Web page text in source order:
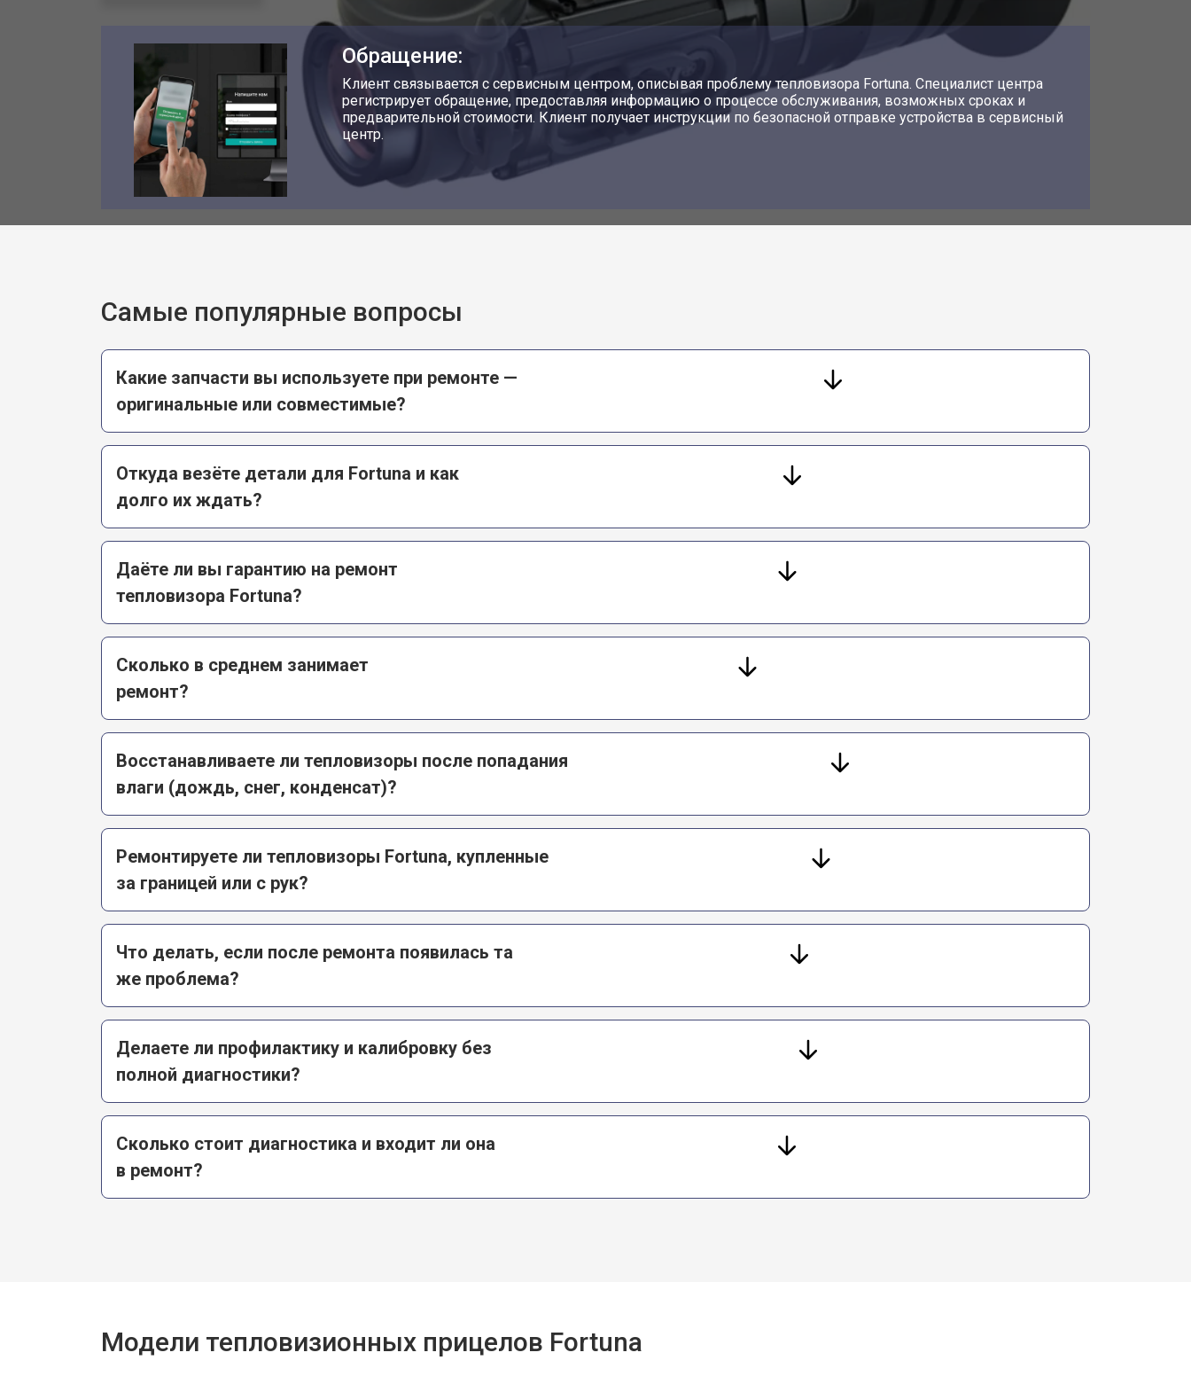
Обращение:
Клиент связывается с сервисным центром, описывая проблему тепловизора Fortuna. Специалист центра
регистрирует обращение, предоставляя информацию о процессе обслуживания, возможных сроках и
предварительной стоимости. Клиент получает инструкции по безопасной отправке устройства в сервисный
центр.
Самые популярные вопросы
Какие запчасти вы используете при ремонте —
оригинальные или совместимые?
Откуда везёте детали для Fortuna и как
долго их ждать?
Даёте ли вы гарантию на ремонт
тепловизора Fortuna?
Сколько в среднем занимает
ремонт?
Восстанавливаете ли тепловизоры после попадания
влаги (дождь, снег, конденсат)?
Ремонтируете ли тепловизоры Fortuna, купленные
за границей или с рук?
Что делать, если после ремонта появилась та
же проблема?
Делаете ли профилактику и калибровку без
полной диагностики?
Сколько стоит диагностика и входит ли она
в ремонт?
Модели тепловизионных прицелов Fortuna